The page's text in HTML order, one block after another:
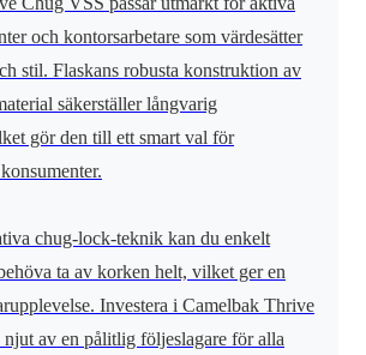
och kontorsarbetare som värdesätter
stil. Flaskans robusta konstruktion av
säkerställer långvarig
gör den till ett smart val för
chug-lock-teknik kan du enkelt
ta av korken helt, vilket ger en
Investera i Camelbak Thrive
av en pålitlig följeslagare för alla